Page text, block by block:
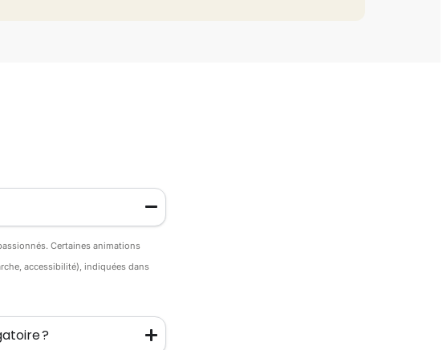
Certaines animations
accessibilité), indiquées dans
?